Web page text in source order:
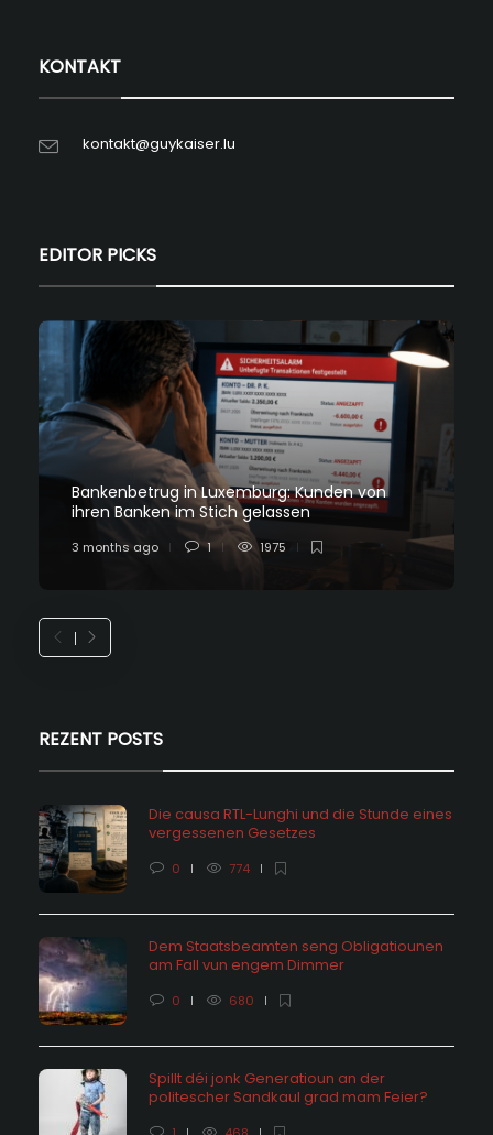
KONTAKT
kontakt@guykaiser.lu
EDITOR PICKS
Bankenbetrug in Luxemburg: Kunden von
ihren Banken im Stich gelassen
3 months ago 1 1975
REZENT POSTS
Die causa RTL-Lunghi und die Stunde eines
vergessenen Gesetzes
0 774
Dem Staatsbeamten seng Obligatiounen
am Fall vun engem Dimmer
0 680
Spillt déi jonk Generatioun an der
politescher Sandkaul grad mam Feier?